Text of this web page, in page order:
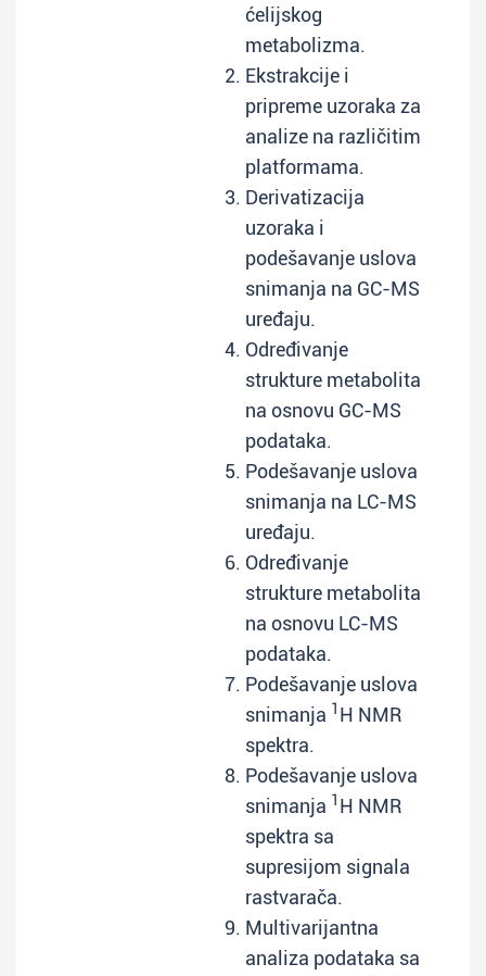
ćelijskog
metabolizma.
Ekstrakcije i
pripreme uzoraka za
analize na različitim
platformama.
Derivatizacija
uzoraka i
podešavanje uslova
snimanja na GC-MS
uređaju.
Određivanje
strukture metabolita
na osnovu GC-MS
podataka.
Podešavanje uslova
snimanja na LC-MS
uređaju.
Određivanje
strukture metabolita
na osnovu LC-MS
podataka.
Podešavanje uslova
snimanja 1 H NMR
spektra.
Podešavanje uslova
snimanja 1 H NMR
spektra sa
supresijom signala
rastvarača.
Multivarijantna
analiza podataka sa